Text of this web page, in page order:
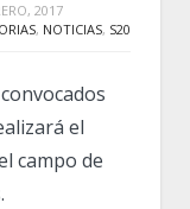
2017
, NOTICIAS, S20
el
campo de